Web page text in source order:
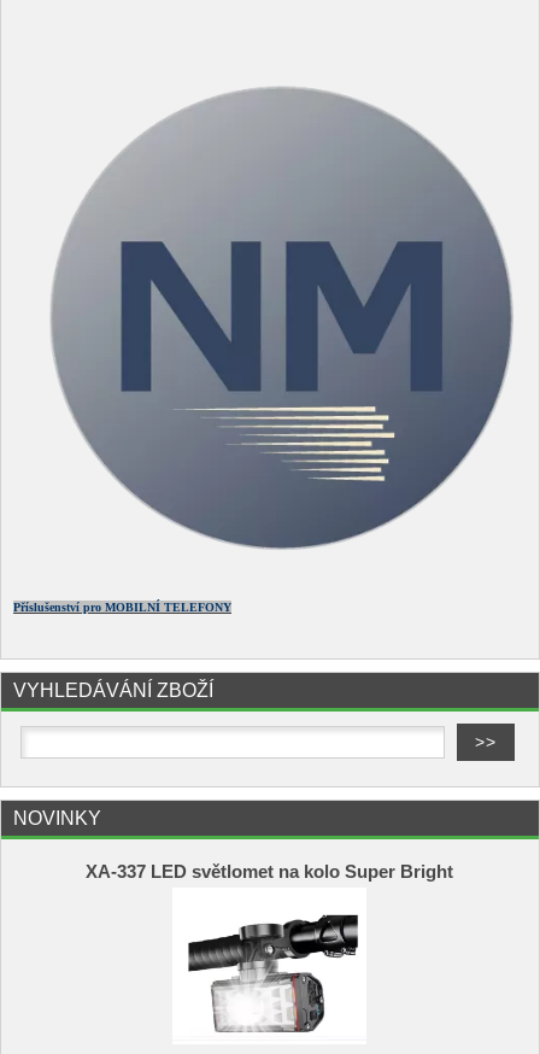
Příslušenství pro MOBILNÍ TELEFONY
VYHLEDÁVÁNÍ ZBOŽÍ
NOVINKY
XA-337 LED světlomet na kolo Super Bright